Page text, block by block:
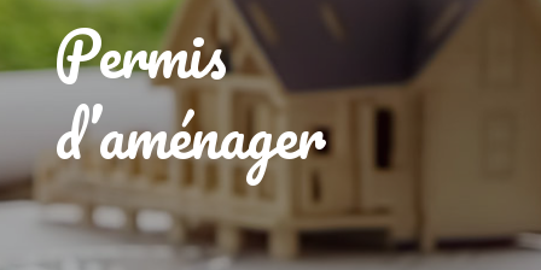
Permis
d’aménager